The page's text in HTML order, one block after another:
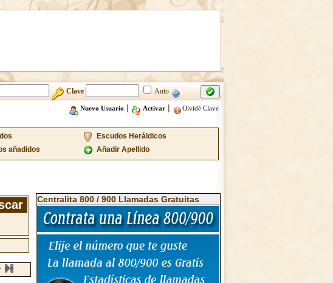
Clave Auto
Nuevo Usuario | Activar| Olvidé Clave
Escudos Heráldicos
añadidos Añadir Apellido
Centralita 800 / 900 Llamadas Gratuitas